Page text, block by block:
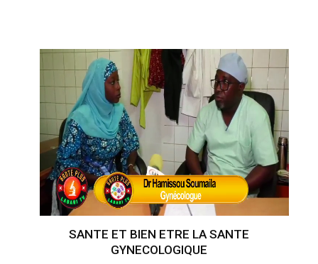
SANTE ET BIEN ETRE LA SANTE
GYNECOLOGIQUE